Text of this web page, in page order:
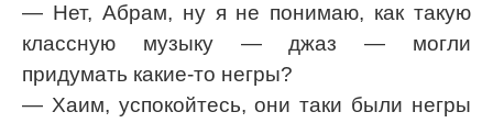
— Нет, Абрам, ну я не понимаю, как такую
классную музыку — джаз — могли
придумать какие-то негры?
— Хаим, успокойтесь, они таки были негры